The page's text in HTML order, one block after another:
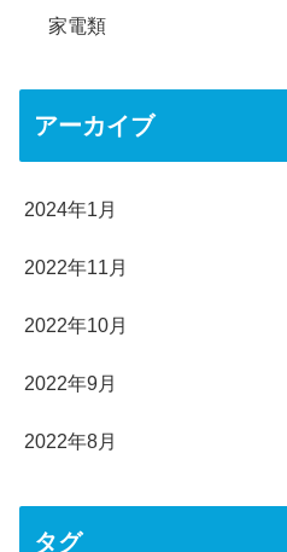
家電類
アーカイブ
2024年1月
2022年11月
2022年10月
2022年9月
2022年8月
タグ